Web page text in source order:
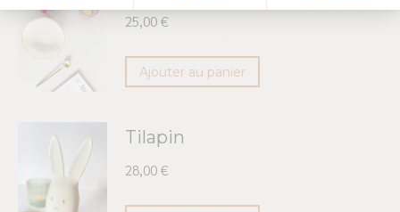
25,00 €
Ajouter au panier
Tilapin
28,00 €